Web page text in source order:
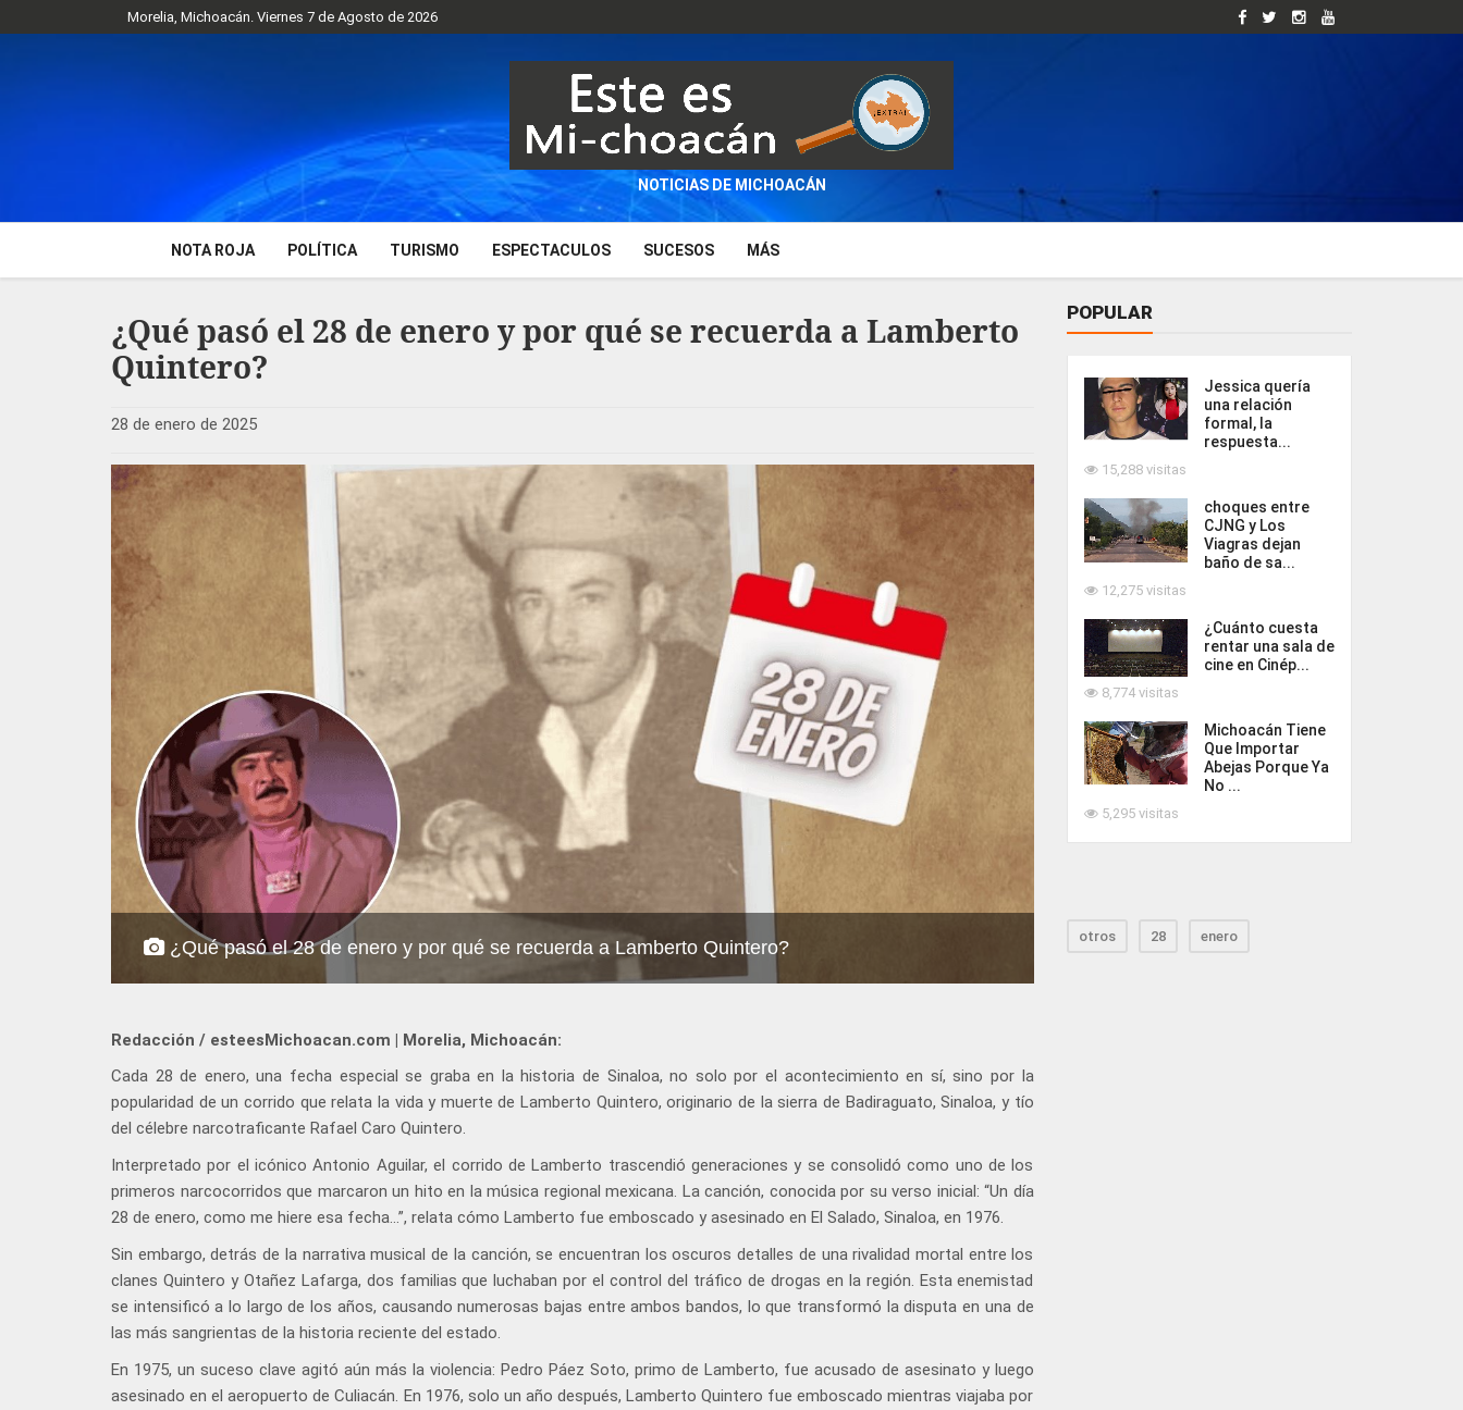
Morelia, Michoacán. Viernes 7 de Agosto de 2026
NOTICIAS DE MICHOACÁN
NOTA ROJA POLÍTICA TURISMO ESPECTACULOS SUCESOS MÁS
¿Qué pasó el 28 de enero y por qué se recuerda a Lamberto
Quintero?
28 de enero de 2025
¿Qué pasó el 28 de enero y por qué se recuerda a Lamberto Quintero?
Redacción / esteesMichoacan.com | Morelia, Michoacán:
Cada 28 de enero, una fecha especial se graba en la historia de Sinaloa, no solo por el acontecimiento en sí, sino por la
popularidad de un corrido que relata la vida y muerte de Lamberto Quintero, originario de la sierra de Badiraguato, Sinaloa, y tío
del célebre narcotraficante Rafael Caro Quintero.
Interpretado por el icónico Antonio Aguilar, el corrido de Lamberto trascendió generaciones y se consolidó como uno de los
primeros narcocorridos que marcaron un hito en la música regional mexicana. La canción, conocida por su verso inicial: “Un día
28 de enero, como me hiere esa fecha…”, relata cómo Lamberto fue emboscado y asesinado en El Salado, Sinaloa, en 1976.
Sin embargo, detrás de la narrativa musical de la canción, se encuentran los oscuros detalles de una rivalidad mortal entre los
clanes Quintero y Otañez Lafarga, dos familias que luchaban por el control del tráfico de drogas en la región. Esta enemistad
se intensificó a lo largo de los años, causando numerosas bajas entre ambos bandos, lo que transformó la disputa en una de
las más sangrientas de la historia reciente del estado.
En 1975, un suceso clave agitó aún más la violencia: Pedro Páez Soto, primo de Lamberto, fue acusado de asesinato y luego
asesinado en el aeropuerto de Culiacán. En 1976, solo un año después, Lamberto Quintero fue emboscado mientras viajaba por
POPULAR
Jessica quería
una relación
formal, la
respuesta...
15,288 visitas
choques entre
CJNG y Los
Viagras dejan
baño de sa...
12,275 visitas
¿Cuánto cuesta
rentar una sala de
cine en Cinép...
8,774 visitas
Michoacán Tiene
Que Importar
Abejas Porque Ya
No ...
5,295 visitas
otros 28 enero